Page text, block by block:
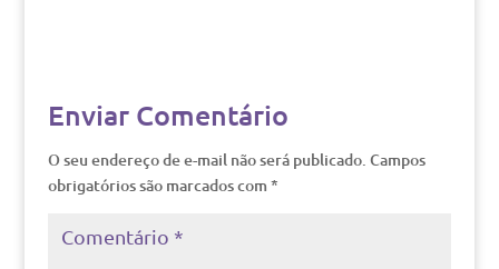
Enviar Comentário
O seu endereço de e-mail não será publicado. Campos
obrigatórios são marcados com *